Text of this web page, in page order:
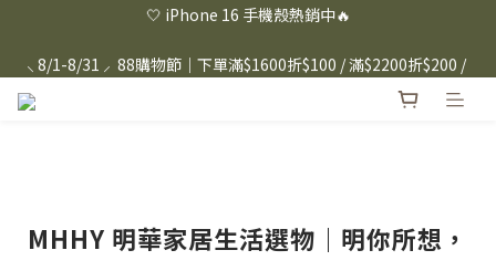
⸜ 8/1-8/31 ⸝  88購物節｜下單滿$1600折$100 / 滿$2200折$200 /
滿$3000折$300 (排除Hazuki及EspressoTokyo)
⸜ 8/1-8/31 ⸝  88購物節｜下單滿$1600折$100 / 滿$2200折$200 /
滿$3000折$300 (排除Hazuki及EspressoTokyo)
日本Hazuki眼鏡式放大鏡｜單入$3288 贈品牌保溫杯 (贈完為止)
⸜ 8/1-8/31 ⸝  88購物節｜下單滿$1600折$100 / 滿$2200折$200 /
MHHY 明華家居生活選物｜明你所想，